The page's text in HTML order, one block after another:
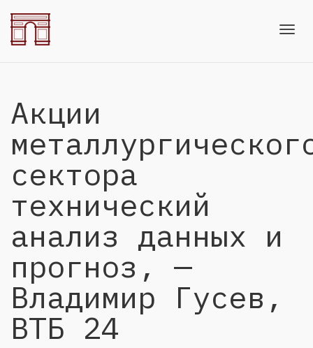
Акции
сектора
технический
анализ данных и
прогноз, —
Владимир Гусев,
ВТБ 24